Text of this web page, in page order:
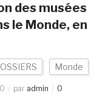
des musées
le Monde, en
Monde
par admin
0